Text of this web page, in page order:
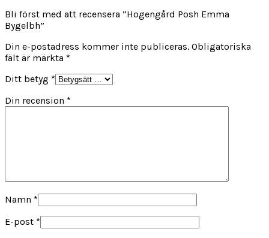
Bli först med att recensera ”Hogengård Posh Emma
Bygelbh”
Din e-postadress kommer inte publiceras. Obligatoriska
fält är märkta *
Ditt betyg *
Din recension *
Namn *
E-post *